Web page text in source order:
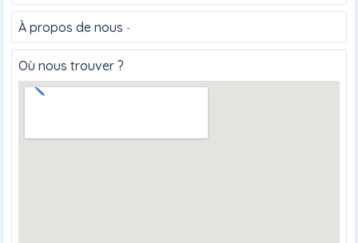
À propos de nous -
Où nous trouver ?